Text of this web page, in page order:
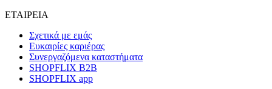
ΕΤΑΙΡΕΙΑ
Σχετικά με εμάς
Ευκαιρίες καριέρας
Συνεργαζόμενα καταστήματα
SHOPFLIX B2B
SHOPFLIX app